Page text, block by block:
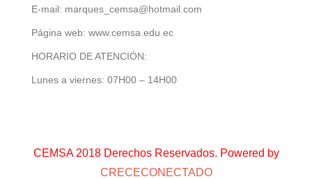
E-mail: marques_cemsa@hotmail.com
Página web: www.cemsa.edu.ec
HORARIO DE ATENCIÓN:
Lunes a viernes: 07H00 – 14H00
CEMSA 2018 Derechos Reservados. Powered by
CRECECONECTADO